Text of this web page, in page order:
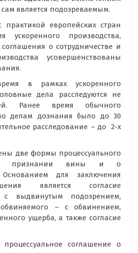
сам является подозреваемым.
практикой европейских стран
ускоренного производства,
соглашения о сотрудничестве и
усовершенствованы
в рамках ускоренного
дела расследуются не
Ранее время обычного
делам дознания было до 30
расследование – до 2-х
две формы процессуального
о признании вины и о
Основанием для заключения
является согласие
с выдвинутым подозрением,
обвиняемого – с обвинением,
ущерба, а также согласие
соглашение о